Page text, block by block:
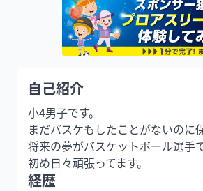
自己紹介
小4男子です。
まだバスケもしたことがないのに
将来の夢がバスケットボール選手
初め日々頑張ってます。
経歴